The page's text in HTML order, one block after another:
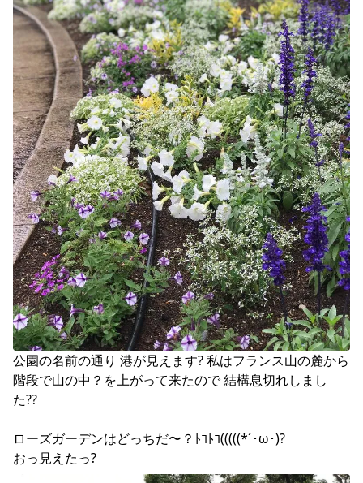
公園の名前の通り 港が見えます? 私はフランス山の麓から
階段で山の中？を上がって来たので 結構息切れしまし
た??
ローズガーデンはどっちだ〜？ﾄｺﾄｺ(((((*´･ω･)?
おっ見えたっ?